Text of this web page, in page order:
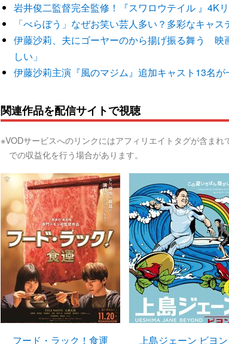
岩井俊二監督完全監修！『スワロウテイル 』4K
「べらぼう」なぜお笑い芸人多い？多彩なキャ
伊藤沙莉、夫にゴーヤーのから揚げ振る舞う 映
しい」
伊藤沙莉主演『風のマジム』追加キャスト13名
関連作品を配信サイトで視聴
※VODサービスへのリンクにはアフィリエイトタグが含ま
での収益化を行う場合があります。
フード・ラック！食運 上島ジェーン ビヨ